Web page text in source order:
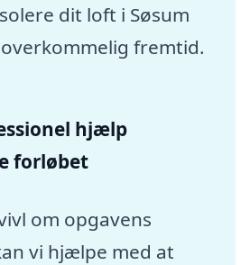
dit loft i Søsum
fremtid.
hjælp
forløbet
om opgavens
vi hjælpe med at